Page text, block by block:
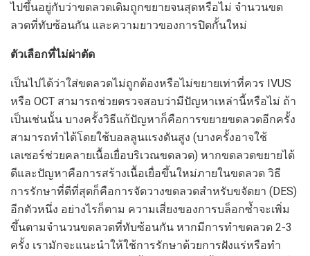
ไปขึ้นอยู่กับว่าขดลวดเดิมถูกขยายจนสุดหรือไม่ จำนวนขด
ลวดที่ทับซ้อนกัน และความยาวของการปิดกั้นใหม่
ตัวเลือกที่ไม่ผ่าตัด
เป็นไปได้ว่าใส่ขดลวดไม่ถูกต้องหรือไม่ขยายเท่าที่ควร IVUS
หรือ OCT สามารถช่วยตรวจสอบว่ามีปัญหาเหล่านี้หรือไม่ ถ้า
เป็นเช่นนั้น บางครั้งวิธีแก้ปัญหาก็คือการขยายขดลวดอีกครั้ง
สามารถทำได้โดยใช้บอลลูนแรงดันสูง (บางครั้งอาจใช้
เลเซอร์ช่วยคลายเนื้อเยื่อบริเวณขดลวด) หากขดลวดขยายได้
ดีและปัญหาคือการสร้างเนื้อเยื่อขึ้นใหม่ภายในขดลวด วิธี
การรักษาที่ดีที่สุดก็คือการจัดวางขดลวดสำหรับขจัดยา (DES)
อีกตัวหนึ่ง อย่างไรก็ตาม ความเสี่ยงของการบล็อกซ้ำจะเพิ่ม
ขึ้นตามจำนวนขดลวดที่ทับซ้อนกัน หากมีการทำขดลวด 2-3
ครั้ง เรามักจะแนะนำให้ใช้การรักษาด้วยการฝังแร่หรือทำ